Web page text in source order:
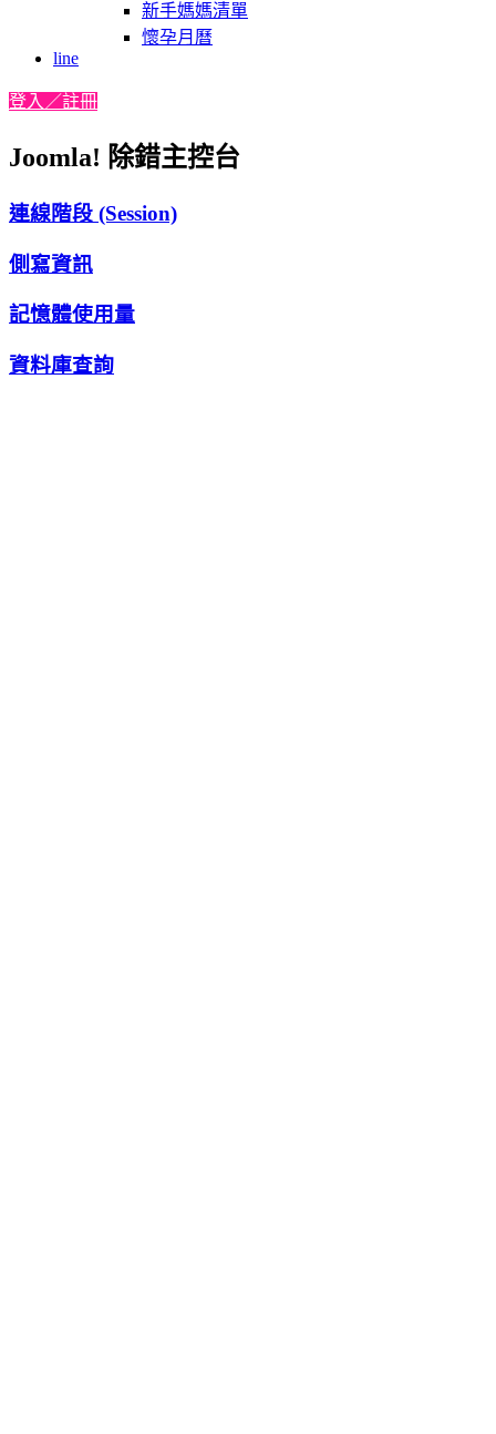
新手媽媽清單
懷孕月曆
line
登入／註冊
Joomla! 除錯主控台
連線階段 (Session)
側寫資訊
記憶體使用量
資料庫查詢